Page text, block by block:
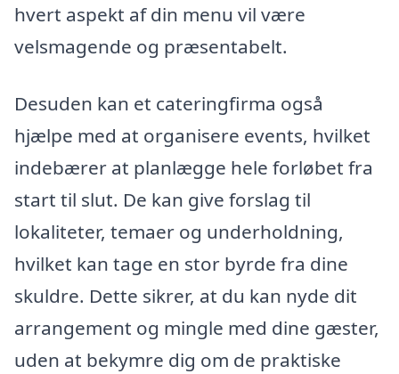
hvert aspekt af din menu vil være
velsmagende og præsentabelt.
Desuden kan et cateringfirma også
hjælpe med at organisere events, hvilket
indebærer at planlægge hele forløbet fra
start til slut. De kan give forslag til
lokaliteter, temaer og underholdning,
hvilket kan tage en stor byrde fra dine
skuldre. Dette sikrer, at du kan nyde dit
arrangement og mingle med dine gæster,
uden at bekymre dig om de praktiske